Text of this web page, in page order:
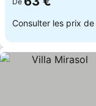
Consulter les prix de